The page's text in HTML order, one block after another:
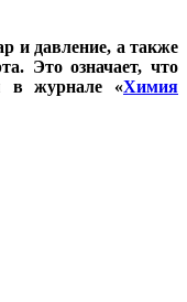
и давление, а также
Это означает, что
в журнале «Химия